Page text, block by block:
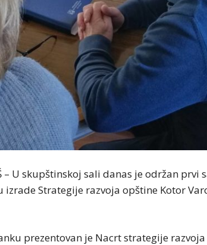
– U skupštinskoj sali danas je održan prvi
izrade Strategije razvoja opštine Kotor
prezentovan je Nacrt strategije